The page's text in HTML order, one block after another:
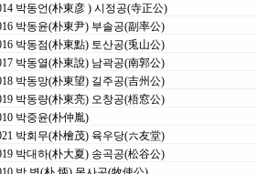
박동언(朴東彦 ) 시정공(寺正公)
박동윤(朴東尹) 부솔공(副率公)
박동점(朴東點) 토산공(兎山公)
박동열(朴東說) 남곽공(南郭公)
박동망(朴東望) 길주공(吉州公)
박동량(朴東亮) 오창공(梧窓公)
박중윤(朴仲胤)
박회무(朴檜茂) 육우당(六友堂)
박대하(朴大夏) 송곡공(松谷公)